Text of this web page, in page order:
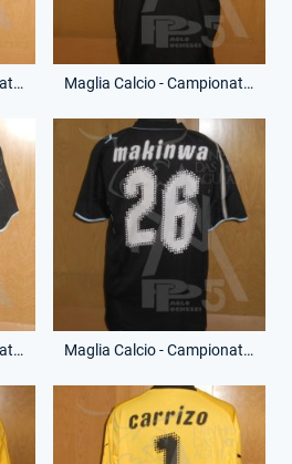
Maglia Calcio - Campionato Serie A - Cristian Brocchi - 5 - (Fronte) Maglia Calcio - Campionato Serie A - Cristian Brocchi - 5 - (Retro)
Maglia Calcio - Campionato Serie A - Stephen Makinwa - 26 - (Fronte) Maglia Calcio - Campionato Serie A - Stephen Makinwa - 26 - (Retro)